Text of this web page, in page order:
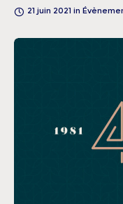
21 juin 2021 in